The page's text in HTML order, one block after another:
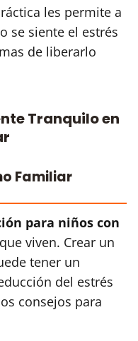
les permite a
se siente el estrés
de liberarlo
Tranquilo en
Familiar
para niños con
viven. Crear un
tener un
del estrés
consejos para